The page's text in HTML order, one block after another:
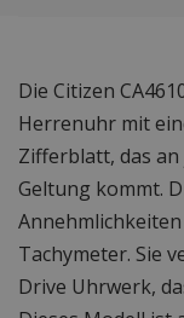
Die Citizen
Herrenuhr mit
Zifferblatt, das
Geltung kommt.
Tachymeter. Sie
Drive Uhrwerk,